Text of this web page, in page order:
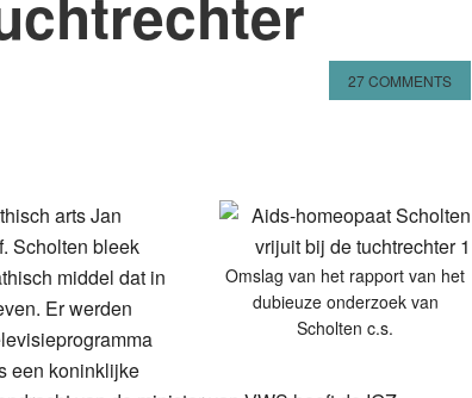
27 COMMENTS
Omslag van het rapport van het
dubieuze onderzoek van
Scholten c.s.
arts Jan
Scholten bleek
middel dat in
Er werden
een koninklijke